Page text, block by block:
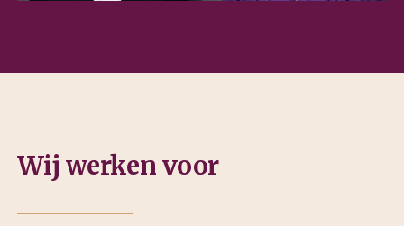
Wij werken voor